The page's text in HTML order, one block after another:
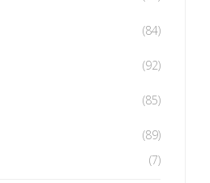
(84)
(92)
(85)
(89)
(7)